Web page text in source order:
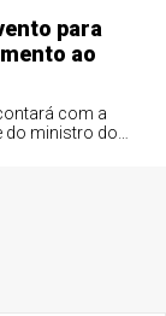
para
ao
com a
do ministro do